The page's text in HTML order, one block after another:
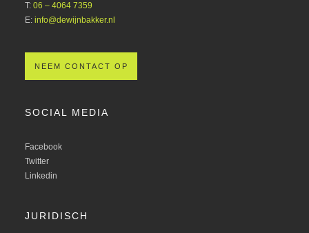
T: 06 – 4064 7359
E: info@dewijnbakker.nl
NEEM CONTACT OP
SOCIAL MEDIA
Facebook
Twitter
Linkedin
JURIDISCH